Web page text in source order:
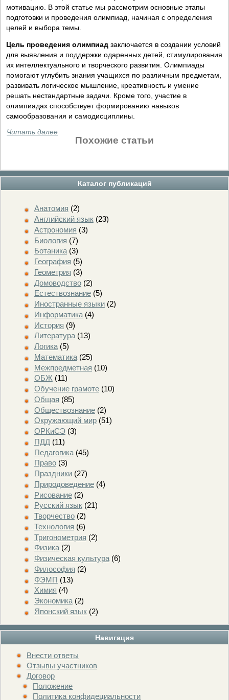
Каталог публикаций
Анатомия (2)
Английский язык(23)
Астрономия (3)
Биология (7)
Ботаника(3)
География (5)
Геометрия (3)
Домоводство(2)
Естествознание(5)
Иностранные языки(2)
Информатика(4)
История (9)
Литература(13)
Логика(5)
Математика(25)
Межпредметная (10)
ОБЖ(11)
Обучение грамоте(10)
Общая (85)
Обществознание(2)
Окружающий мир(51)
ОРКиСЭ(3)
ПДД (11)
Педагогика(45)
Право(3)
Праздники(27)
Природоведение(4)
Рисование(2)
Русский язык(21)
Творчество(2)
Технология (6)
Тригонометрия (2)
Физика(2)
Физическая культура(6)
Философия (2)
ФЭМП (13)
Химия (4)
Экономика(2)
Японский язык(2)
Навигация
Внести ответы
Отзывы участников
Договор
Положение
Политика конфидециальности
мотивацию. В этой статье мы рассмотрим основные этапы
подготовки и проведения олимпиад, начиная с определения
целей и выбора темы.
Цель проведения олимпиад заключается в создании условий
для выявления и поддержки одаренных детей, стимулирования
их интеллектуального и творческого развития. Олимпиады
помогают углубить знания учащихся по различным предметам,
развивать логическое мышление, креативность и умение
решать нестандартные задачи. Кроме того, участие в
олимпиадах способствует формированию навыков
самообразования и самодисциплины.
Читать далее
Похожие статьи